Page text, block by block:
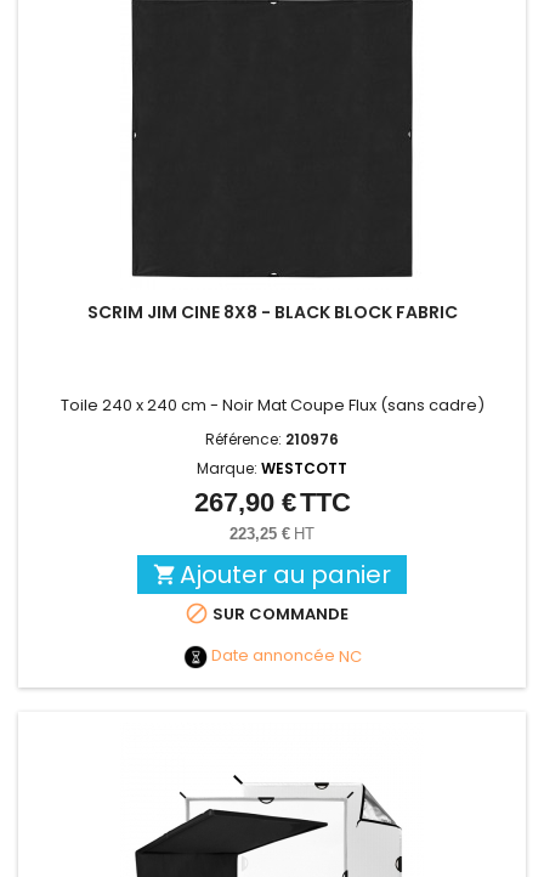
SCRIM JIM CINE 8X8 - BLACK BLOCK FABRIC
Toile 240 x 240 cm - Noir Mat Coupe Flux (sans cadre)
Référence: 210976
Marque: WESTCOTT
Prix
267,90 €TTC
223,25 € HT
 Ajouter au panier
 SUR COMMANDE
Date annoncée NC